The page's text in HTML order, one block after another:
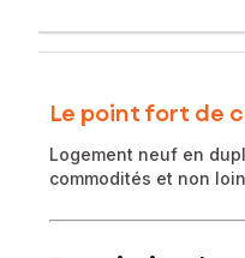
Le point fort de
Logement neuf en
commodités et non